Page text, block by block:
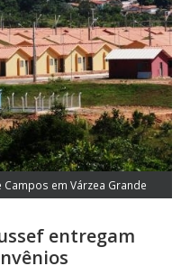
em Várzea Grande
entregam